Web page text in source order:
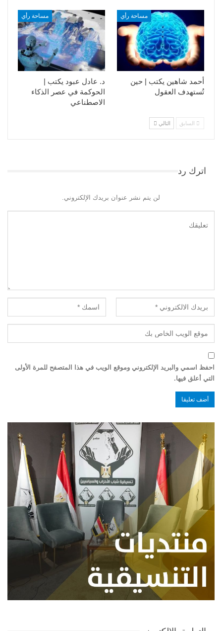
مساحة رأي
د. عادل عبود يكتب |
الحوكمة في عصر الذكاء
الاصطناعي
مساحة رأي
أحمد شاهين يكتب | حين
تُستهدف العقول
السابق التالي
اترك رد
لن يتم نشر عنوان بريدك الإلكتروني.
احفظ اسمي والبريد الإلكتروني وموقع الويب في هذا المتصفح للمرة الأولى
التي أعلق فيها.